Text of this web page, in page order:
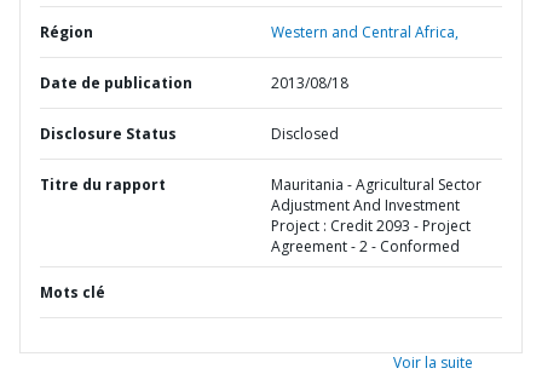
Région Western and Central Africa,
Date de publication 2013/08/18
Disclosure Status Disclosed
Titre du rapport
Mauritania - Agricultural Sector
Adjustment And Investment
Project : Credit 2093 - Project
Agreement - 2 - Conformed
Mots clé
Voir la suite